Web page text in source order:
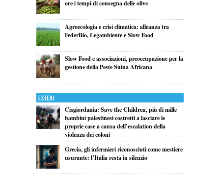
ore i tempi di consegna delle olive
Agroecologia e crisi climatica: alleanza tra
FederBio, Legambiente e Slow Food
Slow Food e associazioni, preoccupazione per la
gestione della Peste Suina Africana
Esteri
Cisgiordania: Save the Children, più di mille
bambini palestinesi costretti a lasciare le
proprie case a causa dell’escalation della
violenza dei coloni
Grecia, gli infermieri riconosciuti come mestiere
usurante: l’Italia resta in silenzio